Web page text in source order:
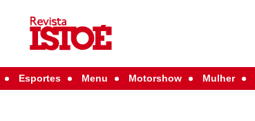
Esportes Menu Motorshow Mulher